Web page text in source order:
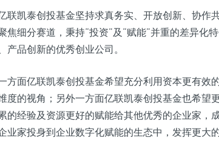
联凯泰创投基金坚持求真务实、开放创新、协作
焦细分赛道，秉持“投资”及“赋能”并重的差异化
产品创新的优秀创业公司。
方面亿联凯泰创投基金希望充分利用资本更有效
度的视角；另外一方面亿联凯泰创投基金也希望
的经验及资源更好的赋能给其他优秀的企业家，
业家投身到企业数字化赋能的生态中，发挥更大的